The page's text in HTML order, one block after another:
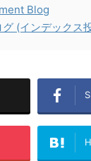
Blog
(インデックス